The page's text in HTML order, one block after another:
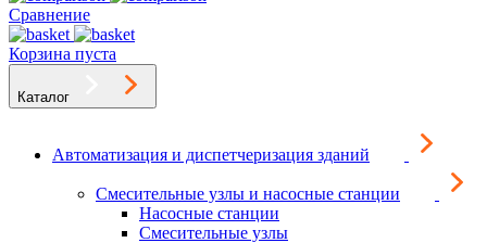
Сравнение
Корзина пуста
Каталог
Автоматизация и диспетчеризация зданий
Смесительные узлы и насосные станции
Насосные станции
Смесительные узлы